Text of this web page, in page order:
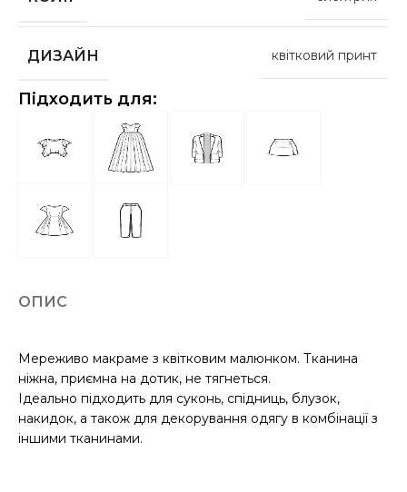
ДИЗАЙН квітковий принт
Підходить для:
ОПИС
Мереживо макраме з квітковим малюнком. Тканина
ніжна, приємна на дотик, не тягнеться.
Ідеально підходить для суконь, спідниць, блузок,
накидок, а також для декорування одягу в комбінації з
іншими тканинами.